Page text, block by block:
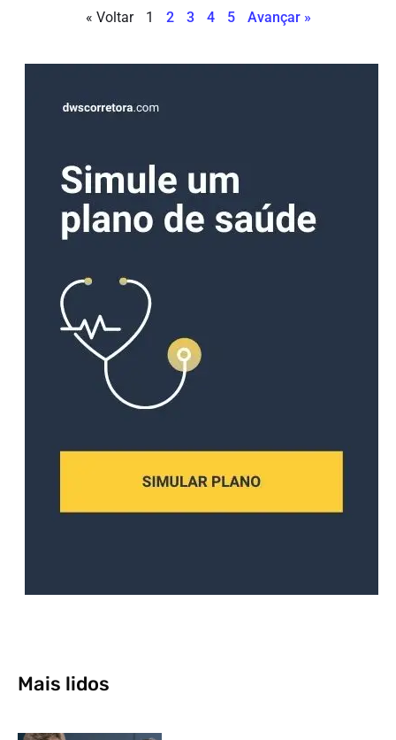
« Voltar 1 2 3 4 5 Avançar »
Mais lidos